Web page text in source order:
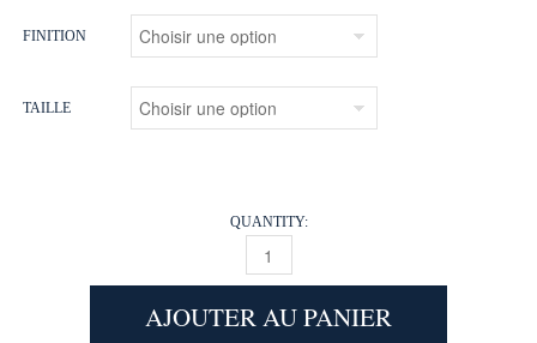
FINITION
TAILLE
QUANTITY:
GOBLIN (311) QUANTITY
AJOUTER AU PANIER